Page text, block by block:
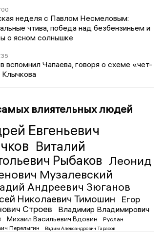
неделя с Павлом Несмеловым:
чтива, победа над безбензиньем и
о ясном солнышке
вспомнил Чапаева, говоря о схеме «чет-
Клычкова
влиятельных людей
Евгеньевич
Виталий
Рыбаков Леонид
Музалевский
Андреевич Зюганов
Николаевич Тимошин
Егор
Строев
Владимир Владимирович
Михаил Васильевич Вдовин
Руслан
Перелыгин
Вадим Александрович Тарасов